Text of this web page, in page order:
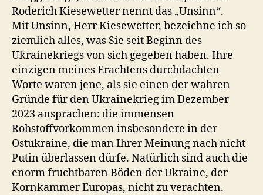
Roderich Kiesewetter nennt das „Unsinn“.
Mit Unsinn, Herr Kiesewetter, bezeichne ich so
ziemlich alles, was Sie seit Beginn des
Ukrainekriegs von sich gegeben haben. Ihre
einzigen meines Erachtens durchdachten
Worte waren jene, als sie einen der wahren
Gründe für den Ukrainekrieg im Dezember
2023 ansprachen: die immensen
Rohstoffvorkommen insbesondere in der
Ostukraine, die man Ihrer Meinung nach nicht
Putin überlassen dürfe. Natürlich sind auch die
enorm fruchtbaren Böden der Ukraine, der
Kornkammer Europas, nicht zu verachten.